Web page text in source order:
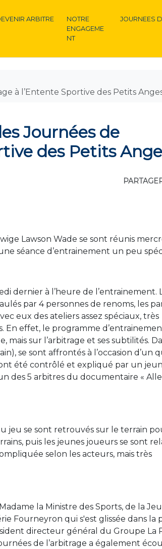
ARBITRE
NOTRE
ENGAGEME
NT
JOURNEES
à l’Entente Sportive des Petits
Journées de
des Petits
Lawson Wade se sont réunis
séance d’entrainement un peu
dernier à l’heure de l’entrainement.
par 4 personnes de renoms, les
eux des ateliers assez spéciaux, très
effet, le programme
sur l’arbitrage et ses subtilités.
se sont affrontés à l’occasion d’un
ont été contrôlé et expliqué par un
des 5 arbitres du documentaire «
jeu se sont retrouvés sur le terrain
puis les jeunes joueurs se sont
selon les acteurs, mais très
la Ministre des Sports, de la
Fourneyron qui s'est glissée dans la
directeur général du Groupe La
de l’arbitrage a également